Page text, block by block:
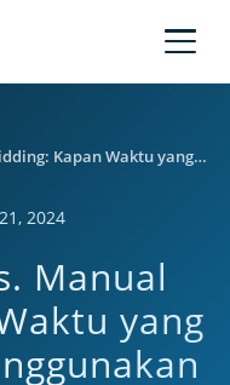
Automation vs. Manual Bidding: Kapan Waktu yang Tepat untuk Menggunakan Masing-Masing?
2024
Manual
yang